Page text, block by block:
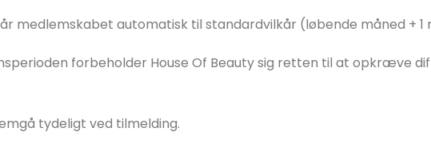
medlemskabet automatisk til standardvilkår (løbende måned + 1
forbeholder House Of Beauty sig retten til at opkræve
tydeligt ved tilmelding.